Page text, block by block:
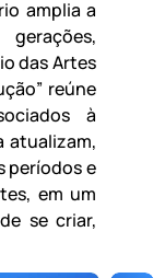
amplia a
das Artes
reúne
à
atualizam,
períodos e
em um
se criar,